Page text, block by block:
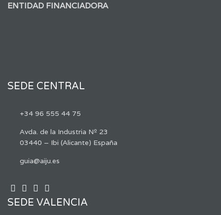
ENTIDAD FINANCIADORA
SEDE CENTRAL
+34 96 555 44 75
Avda. de la Industria Nº 23
03440 – Ibi (Alicante) España
guia@aiju.es
SEDE VALENCIA